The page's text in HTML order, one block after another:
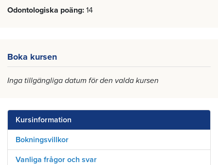
Odontologiska poäng 14
Boka kursen
Inga tillgängliga datum för den valda kursen
Kursinformation
Bokningsvillkor
Vanliga frågor och svar